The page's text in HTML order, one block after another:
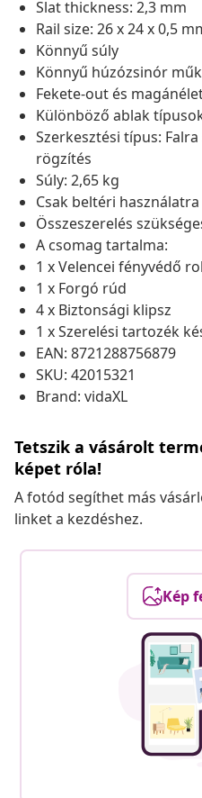
Slat thickness: 2,3 mm
Rail size: 26 x 24 x 0,5
Könnyű súly
Könnyű húzózsinór
Fekete-out és
Különböző ablak
Szerkesztési típus:
rögzítés
Súly: 2,65 kg
Csak beltéri használatra
Összeszerelés
A csomag tartalma:
1 x Velencei fényvédő
1 x Forgó rúd
4 x Biztonsági klipsz
1 x Szerelési tartozék
EAN: 8721288756879
SKU: 42015321
Brand: vidaXL
Tetszik a vásárolt
képet róla!
A fotód segíthet más
linket a kezdéshez.
Kép